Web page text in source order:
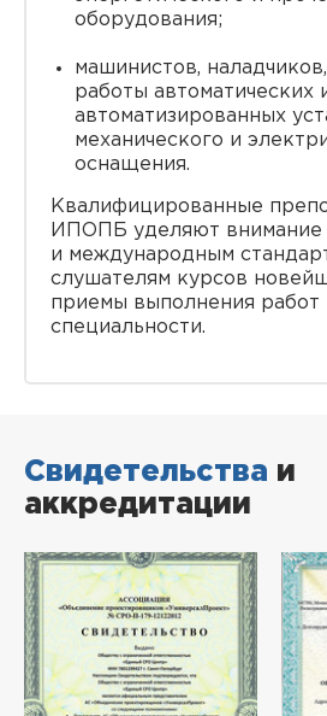
оборудования;
машинистов,
работы автоматических
автоматизированных
механического и
оснащения.
Квалифицированные
ИПОПБ уделяют внимание
и международным
слушателям курсов
приемы выполнения работ
специальности.
Свидетельства и
аккредитации